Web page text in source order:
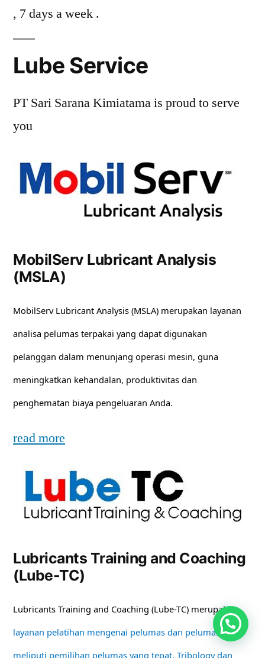
, 7 days a week .
Lube Service
PT Sari Sarana Kimiatama is proud to serve
you
MobilServ Lubricant Analysis
(MSLA)
MobilServ Lubricant Analysis (MSLA) merupakan layanan
analisa pelumas terpakai yang dapat digunakan
pelanggan dalam menunjang operasi mesin, guna
meningkatkan kehandalan, produktivitas dan
penghematan biaya pengeluaran Anda.
read more
Lubricants Training and Coaching
(Lube-TC)
Lubricants Training and Coaching (Lube-TC) merupakan
layanan pelatihan mengenai pelumas dan pelumasan
meliputi pemilihan pelumas yang tepat, Tribology dan